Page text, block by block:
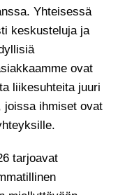
Yhteisessä
keskusteluja ja
ovat
liikesuhteita juuri
joissa ihmiset ovat
tarjoavat